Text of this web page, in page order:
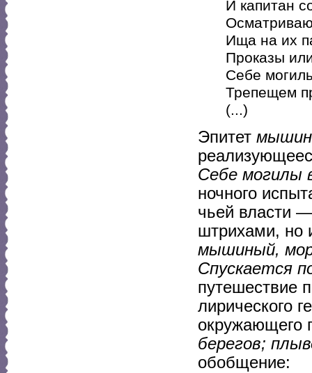
И капитан
Ища на их
Проказы
Себе
Трепещем
(...)
Эпитет
Себе могилы
ночного
чьей власти
штрихами, но
мышиный,
Спускается
путешествие
лирического
окружающего
берегов;
обобщение: